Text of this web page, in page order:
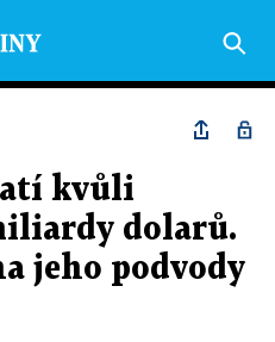
kvůli
dolarů.
jeho podvody